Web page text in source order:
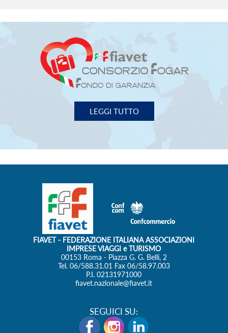
IMPRESE VIAGGI e TURISMO
00153 Roma - Piazza G. G. Belli, 2
Privacy Policy
Cookie Policy